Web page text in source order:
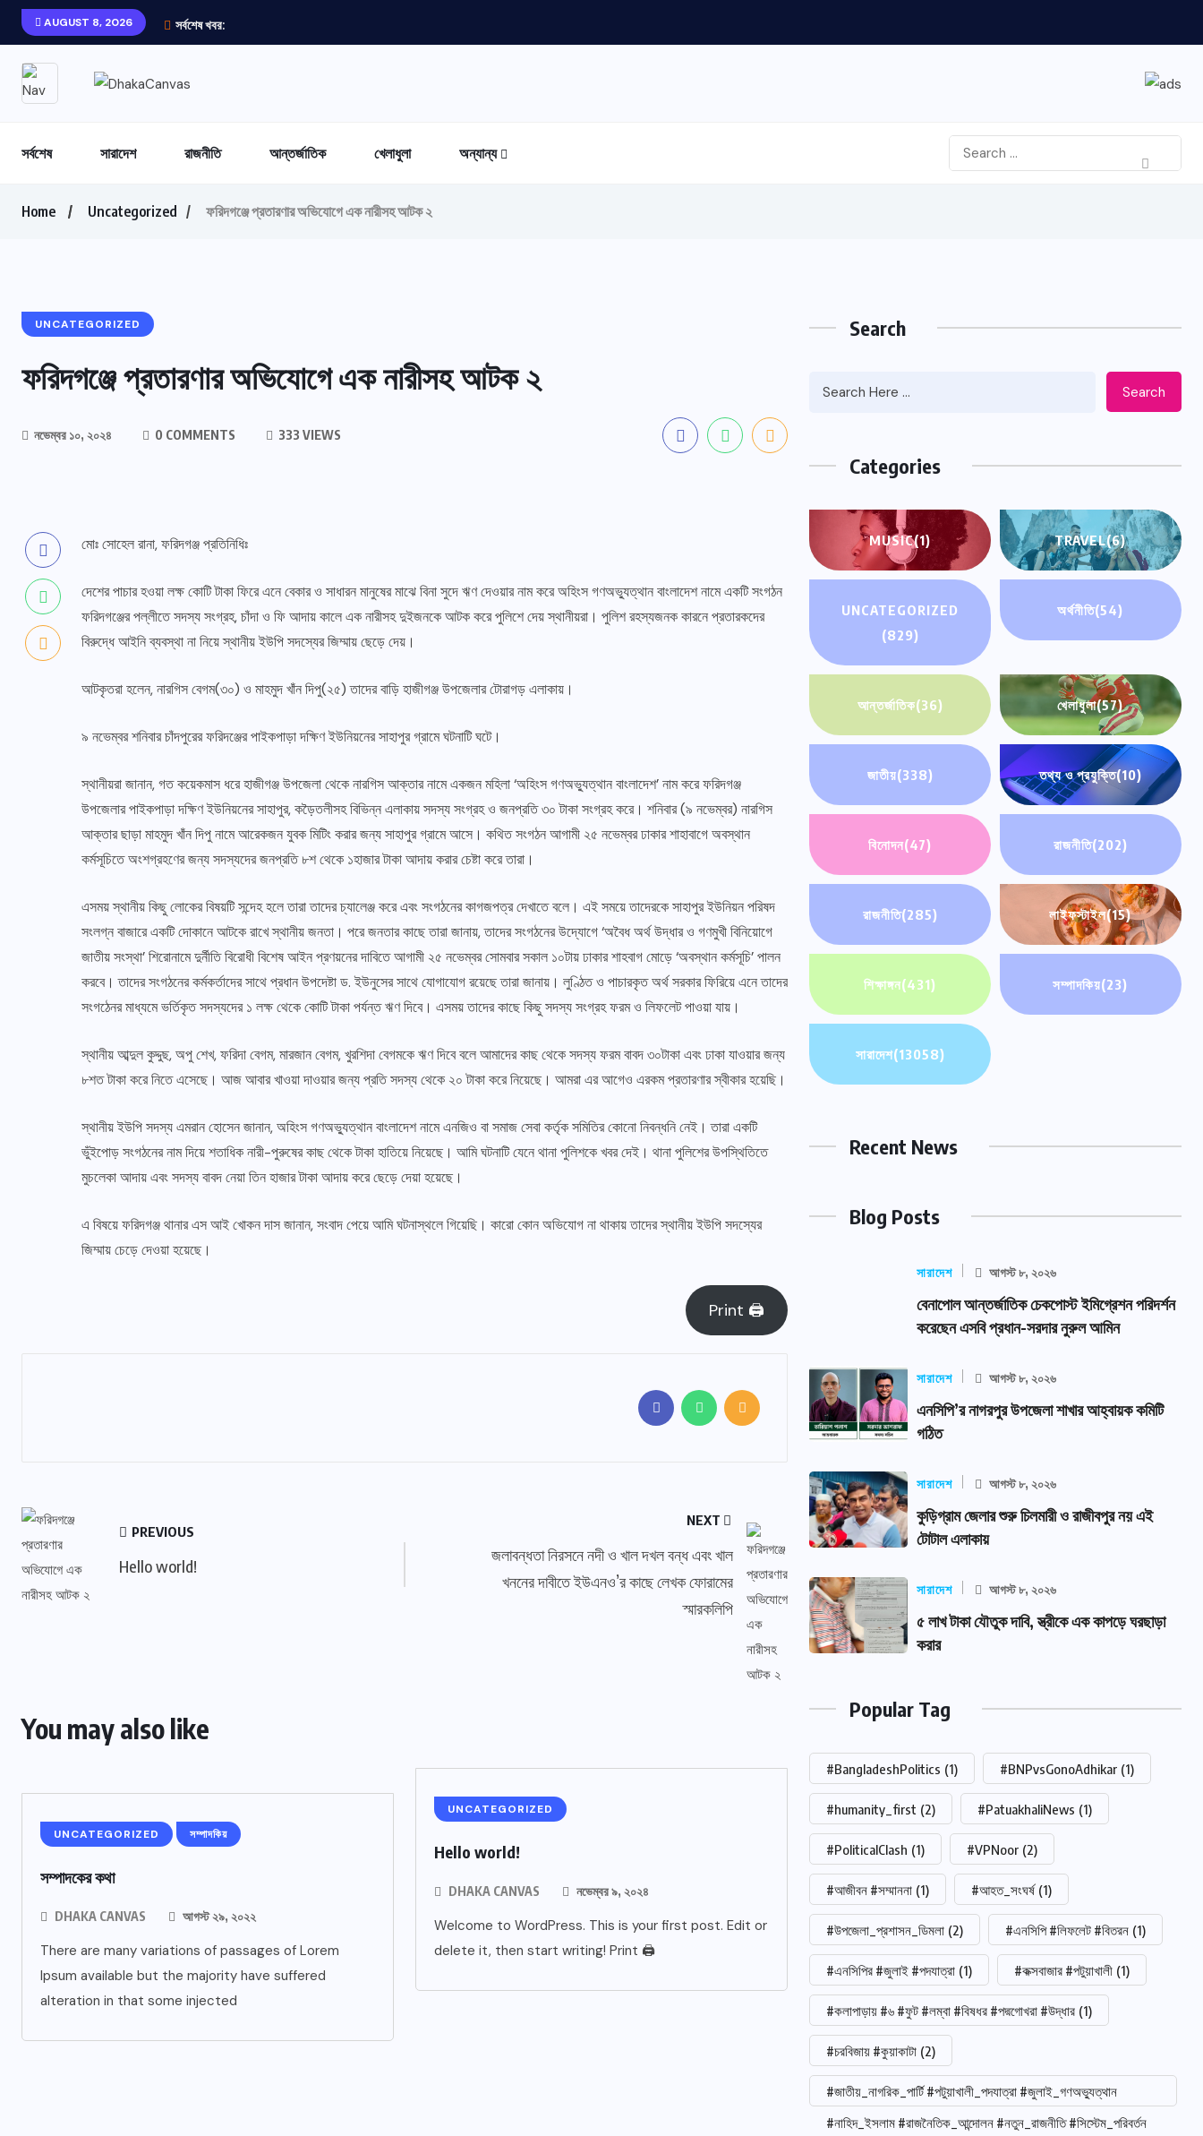
AUGUST 8, 2026 সর্বশেষ খবর:
সর্বশেষ সারাদেশ রাজনীতি আন্তর্জাতিক খেলাধুলা অন্যান্য
Home Uncategorized ফরিদগঞ্জে প্রতারণার অভিযোগে এক নারীসহ আটক ২
UNCATEGORIZED
ফরিদগঞ্জে প্রতারণার অভিযোগে এক নারীসহ আটক ২
নভেম্বর ১০, ২০২৪ 0 COMMENTS 333 VIEWS
মোঃ সোহেল রানা, ফরিদগঞ্জ প্রতিনিধিঃ
দেশের পাচার হওয়া লক্ষ কোটি টাকা ফিরে এনে বেকার ও সাধারন মানুষের মাঝে বিনা সুদে ঋণ দেওয়ার নাম করে অহিংস গণঅভ্যুত্থান বাংলাদেশ নামে একটি সংগঠন
ফরিদগঞ্জের পল্লীতে সদস্য সংগ্রহ, চাঁদা ও ফি আদায় কালে এক নারীসহ দুইজনকে আটক করে পুলিশে দেয় স্থানীয়রা। পুলিশ রহস্যজনক কারনে প্রতারকদের
বিরুদ্ধে আইনি ব্যবস্থা না নিয়ে স্থানীয় ইউপি সদস্যের জিম্মায় ছেড়ে দেয়।
আটকৃতরা হলেন, নারগিস বেগম(৩০) ও মাহমুদ খাঁন দিপু(২৫) তাদের বাড়ি হাজীগঞ্জ উপজেলার টোরাগড় এলাকায়।
৯ নভেম্বর শনিবার চাঁদপুরের ফরিদঞ্জের পাইকপাড়া দক্ষিণ ইউনিয়নের সাহাপুর গ্রামে ঘটনাটি ঘটে।
স্থানীয়রা জানান, গত কয়েকমাস ধরে হাজীগঞ্জ উপজেলা থেকে নারগিস আক্তার নামে একজন মহিলা ‘অহিংস গণঅভ্যুত্থান বাংলাদেশ’ নাম করে ফরিদগঞ্জ
উপজেলার পাইকপাড়া দক্ষিণ ইউনিয়নের সাহাপুর, কড়ৈতলীসহ বিভিন্ন এলাকায় সদস্য সংগ্রহ ও জনপ্রতি ৩০ টাকা সংগ্রহ করে। শনিবার (৯ নভেম্বর) নারগিস
আক্তার ছাড়া মাহমুদ খাঁন দিপু নামে আরেকজন যুবক মিটিং করার জন্য সাহাপুর গ্রামে আসে। কথিত সংগঠন আগামী ২৫ নভেম্বর ঢাকার শাহাবাগে অবস্থান
কর্মসূচিতে অংশগ্রহণের জন্য সদস্যদের জনপ্রতি ৮শ থেকে ১হাজার টাকা আদায় করার চেষ্টা করে তারা।
এসময় স্থানীয় কিছু লোকের বিষয়টি সন্দেহ হলে তারা তাদের চ্যালেঞ্জ করে এবং সংগঠনের কাগজপত্র দেখাতে বলে। এই সময়ে তাদেরকে সাহাপুর ইউনিয়ন পরিষদ
সংলগ্ন বাজারে একটি দোকানে আটকে রাখে স্থানীয় জনতা। পরে জনতার কাছে তারা জানায়, তাদের সংগঠনের উদ্যোগে ‘অবৈধ অর্থ উদ্ধার ও গণমুখী বিনিয়োগে
জাতীয় সংস্থা’ শিরোনামে দুর্নীতি বিরোধী বিশেষ আইন প্রণয়নের দাবিতে আগামী ২৫ নভেম্বর সোমবার সকাল ১০টায় ঢাকার শাহবাগ মোড়ে ‘অবস্থান কর্মসূচি’ পালন
করবে। তাদের সংগঠনের কর্মকর্তাদের সাথে প্রধান উপদেষ্টা ড. ইউনুসের সাথে যোগাযোগ রয়েছে তারা জানায়। লুণ্ঠিত ও পাচারকৃত অর্থ সরকার ফিরিয়ে এনে তাদের
সংগঠেনর মাধ্যমে ভর্তিকৃত সদস্যদের ১ লক্ষ থেকে কোটি টাকা পর্যন্ত ঋণ দিবে। এসময় তাদের কাছে কিছু সদস্য সংগ্রহ ফরম ও লিফলেট পাওয়া যায়।
স্থানীয় আব্দুল কুদ্দুছ, অপু শেখ, ফরিদা বেগম, মারজান বেগম, খুরশিদা বেগমকে ঋণ দিবে বলে আমাদের কাছ থেকে সদস্য ফরম বাবদ ৩০টাকা এবং ঢাকা যাওয়ার জন্য
৮শত টাকা করে নিতে এসেছে। আজ আবার খাওয়া দাওয়ার জন্য প্রতি সদস্য থেকে ২০ টাকা করে নিয়েছে। আমরা এর আগেও এরকম প্রতারণার স্বীকার হয়েছি।
স্থানীয় ইউপি সদস্য এমরান হোসেন জানান, অহিংস গণঅভ্যুত্থান বাংলাদেশ নামে এনজিও বা সমাজ সেবা কর্তৃক সমিতির কোনো নিবন্ধনি নেই। তারা একটি
ভুঁইপোড় সংগঠনের নাম দিয়ে শতাধিক নারী-পুরুষের কাছ থেকে টাকা হাতিয়ে নিয়েছে। আমি ঘটনাটি যেনে থানা পুলিশকে খবর দেই। থানা পুলিশের উপস্থিতিতে
মুচলেকা আদায় এবং সদস্য বাবদ নেয়া তিন হাজার টাকা আদায় করে ছেড়ে দেয়া হয়েছে।
এ বিষয়ে ফরিদগঞ্জ থানার এস আই খোকন দাস জানান, সংবাদ পেয়ে আমি ঘটনাস্থলে গিয়েছি। কারো কোন অভিযোগ না থাকায় তাদের স্থানীয় ইউপি সদস্যের
জিম্মায় চেড়ে দেওয়া হয়েছে।
Print 🖨
PREVIOUS
Hello world!
NEXT
জলাবন্ধতা নিরসনে নদী ও খাল দখল বন্ধ এবং খাল
খননের দাবীতে ইউএনও’র কাছে লেখক ফোরামের
স্মারকলিপি
You may also like
UNCATEGORIZED সম্পাদকিয়
সম্পাদকের কথা
DHAKA CANVAS আগস্ট ২৯, ২০২২
There are many variations of passages of Lorem
Ipsum available but the majority have suffered
alteration in that some injected
UNCATEGORIZED
Hello world!
DHAKA CANVAS নভেম্বর ৯, ২০২৪
Welcome to WordPress. This is your first post. Edit or
delete it, then start writing! Print 🖨
Search
Search
Categories
MUSIC(1) TRAVEL(6)
UNCATEGORIZED
(829)
অর্থনীতি(54)
আন্তর্জাতিক(36) খেলাধুলা(57)
জাতীয়(338) তথ্য ও প্রযুক্তি(10)
বিনোদন(47) রাজনীতি(202)
রাজনীতি(285) লাইফস্টাইল(15)
শিক্ষাঙ্গন(431) সম্পাদকিয়(23)
সারাদেশ(13058)
Recent News
Blog Posts
সারাদেশ আগস্ট ৮, ২০২৬
বেনাপোল আন্তর্জাতিক চেকপোস্ট ইমিগ্রেশন পরিদর্শন
করেছেন এসবি প্রধান-সরদার নুরুল আমিন
সারাদেশ আগস্ট ৮, ২০২৬
এনসিপি’র নাগরপুর উপজেলা শাখার আহ্বায়ক কমিটি
গঠিত
সারাদেশ আগস্ট ৮, ২০২৬
কুড়িগ্রাম জেলার শুরু চিলমারী ও রাজীবপুর নয় এই
টোটাল এলাকায়
সারাদেশ আগস্ট ৮, ২০২৬
৫ লাখ টাকা যৌতুক দাবি, স্ত্রীকে এক কাপড়ে ঘরছাড়া
করার
Popular Tag
#BangladeshPolitics (1) #BNPvsGonoAdhikar (1)
#humanity_first (2) #PatuakhaliNews (1)
#PoliticalClash (1) #VPNoor (2)
#আজীবন #সম্মাননা (1) #আহত_সংঘর্ষ (1)
#উপজেলা_প্রশাসন_ডিমলা (2) #এনসিপি #লিফলেট #বিতরন (1)
#এনসিপির #জুলাই #পদযাত্রা (1) #কক্সবাজার #পটুয়াখালী (1)
#কলাপাড়ায় #৬ #ফুট #লম্বা #বিষধর #পদ্মগোখরা #উদ্ধার (1)
#চরবিজায় #কুয়াকাটা (2)
#জাতীয়_নাগরিক_পার্টি #পটুয়াখালী_পদযাত্রা #জুলাই_গণঅভ্যুত্থান
#নাহিদ_ইসলাম #রাজনৈতিক_আন্দোলন #নতুন_রাজনীতি #সিস্টেম_পরিবর্তন